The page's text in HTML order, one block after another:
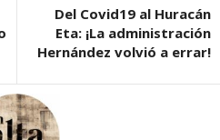
Del Covid19 al Huracán
Eta: ¡La administración
Hernández volvió a errar!